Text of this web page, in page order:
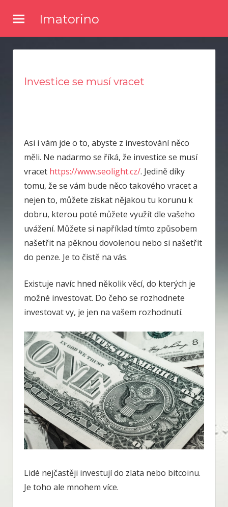
content
Imatorino
Investice se musí vracet
Asi i vám jde o to, abyste z investování něco
měli. Ne nadarmo se říká, že investice se musí
vracet https://www.seolight.cz/. Jedině díky
tomu, že se vám bude něco takového vracet a
nejen to, můžete získat nějakou tu korunu k
dobru, kterou poté můžete využít dle vašeho
uvážení. Můžete si například tímto způsobem
našetřit na pěknou dovolenou nebo si našetřit
do penze. Je to čistě na vás.
Existuje navíc hned několik věcí, do kterých je
možné investovat. Do čeho se rozhodnete
investovat vy, je jen na vašem rozhodnutí.
Lidé nejčastěji investují do zlata nebo bitcoinu.
Je toho ale mnohem více.